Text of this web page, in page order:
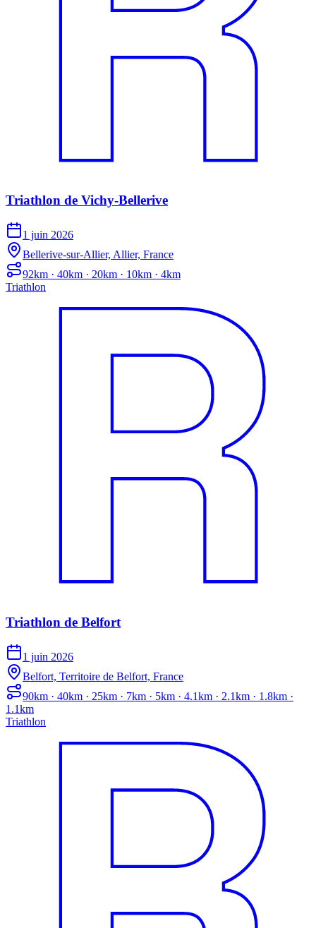
Triathlon de Vichy-Bellerive
1 juin 2026
Bellerive-sur-Allier, Allier, France
92km · 40km · 20km · 10km · 4km
Triathlon
Triathlon de Belfort
1 juin 2026
Belfort, Territoire de Belfort, France
90km · 40km · 25km · 7km · 5km · 4.1km · 2.1km · 1.8km ·
1.1km
Triathlon